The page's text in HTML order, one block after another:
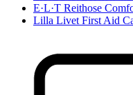
E·L·T Reithose
Lilla Livet First Aid